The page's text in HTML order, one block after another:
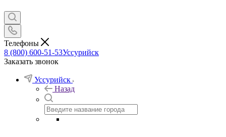
Телефоны
8 (800) 600-51-53Уссурийск
Заказать звонок
Уссурийск
Назад